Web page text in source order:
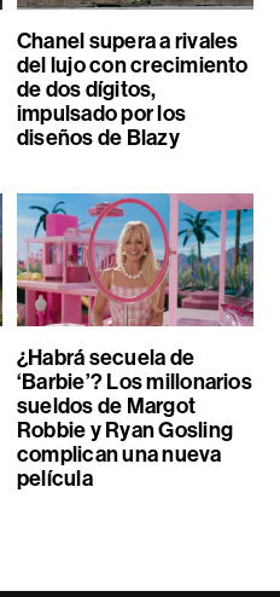
Chanel supera a rivales
del lujo con crecimiento
de dos dígitos,
impulsado por los
diseños de Blazy
¿Habrá secuela de
‘Barbie’? Los millonarios
sueldos de Margot
Robbie y Ryan Gosling
complican una nueva
película